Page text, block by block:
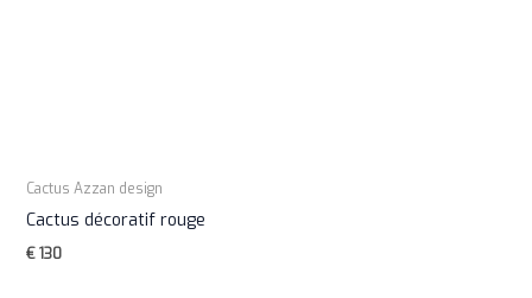
Cactus Azzan design
Cactus décoratif rouge
€130